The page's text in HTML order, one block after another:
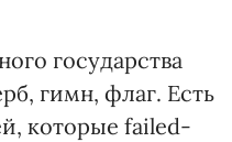
государства
гимн, флаг. Есть
которые failed-